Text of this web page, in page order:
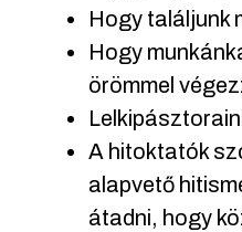
Hogy találjunk
Hogy
örömmel
A hitoktatók
alapvető
átadni, hogy